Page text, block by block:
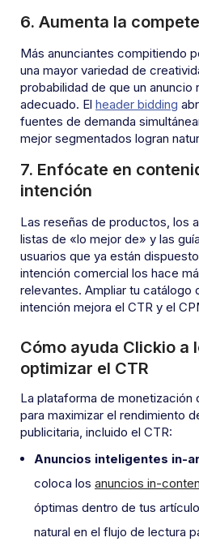
6. Aumenta la
Más anunciantes compitiendo
una mayor variedad de
probabilidad de que un anuncio
adecuado. El header bidding
fuentes de demanda
mejor segmentados logran
7. Enfócate en
intención
Las reseñas de productos, los
listas de «lo mejor de» y las
usuarios que ya están
intención comercial los hace
relevantes. Ampliar tu catálogo
intención mejora el CTR y el
Cómo ayuda Clickio a
optimizar el CTR
La plataforma de monetización
para maximizar el rendimiento
publicitaria, incluido el CTR:
Anuncios inteligentes in-
coloca los anuncios in-
óptimas dentro de tus
natural en el flujo de lectura